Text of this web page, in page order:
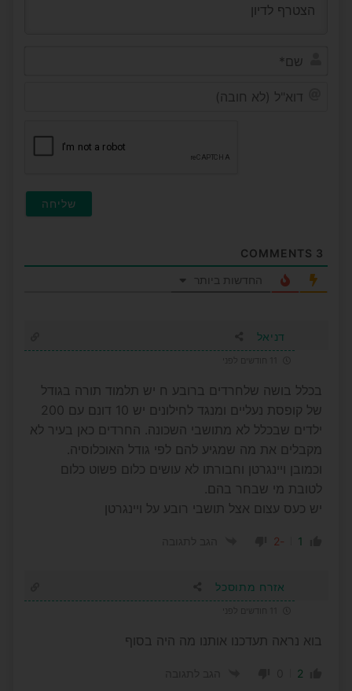
החדשות ביותר
דניאל
בכלל בושה שלחרדים ברובע ח יש תלמוד תורה בגודל
של קופסת נעליים ומנגד לחילונים יש 10 דונם עם 200
ילדים שבכלל לא מתושבי השכונה. החרדים כאן בעיר לא
מקבלים את מה שמגיע להם לפי גודל האוכלוסיה.
וכמובן ויינגרטן וחבורתו לא עושים כלום פשוט כלום
לטובת מי שבחר בהם.
יש כעס עצום אצל תושבי רובע על ויינגרטן
-2
אזרח מתוסכל
בוא נראה תעדכנו אותנו מה היה בסוף
0